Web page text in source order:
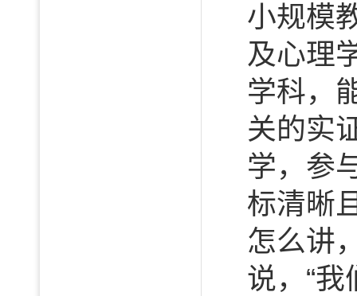
小规模
及心理
学科，
关的实
学，参
标清晰
怎么讲
说，“